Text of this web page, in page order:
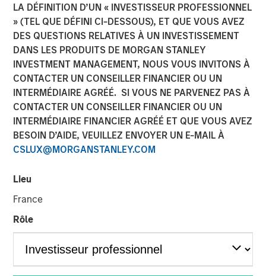
LA DÉFINITION D’UN « INVESTISSEUR PROFESSIONNEL
» (TEL QUE DÉFINI CI-DESSOUS), ET QUE VOUS AVEZ
DES QUESTIONS RELATIVES À UN INVESTISSEMENT
DANS LES PRODUITS DE MORGAN STANLEY
INVESTMENT MANAGEMENT, NOUS VOUS INVITONS À
CONTACTER UN CONSEILLER FINANCIER OU UN
INTERMÉDIAIRE AGRÉÉ. SI VOUS NE PARVENEZ PAS À
CONTACTER UN CONSEILLER FINANCIER OU UN
INTERMÉDIAIRE FINANCIER AGRÉÉ ET QUE VOUS AVEZ
BESOIN D’AIDE, VEUILLEZ ENVOYER UN E-MAIL À
CSLUX@MORGANSTANLEY.COM
Lieu
France
Rôle
Energy in Partnership with
Morgan Stanley Energy
Partners
Transaction is the third acquisition by Presidio since 2018
and represents an expansion from the western Anadarko
Basin into the STACK play of central Oklahoma
06 AOÛT 2020
FORT WORTH, TX — August 6, 2020 8:30 AM EDT
Presidio Investment Holdings LLC (“Presidio Petroleum”,
“Presidio”, or the “Company”) announced today that it has